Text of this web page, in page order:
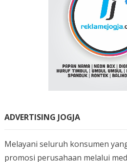
ADVERTISING JOGJA
Melayani seluruh konsumen
promosi perusahaan melalui